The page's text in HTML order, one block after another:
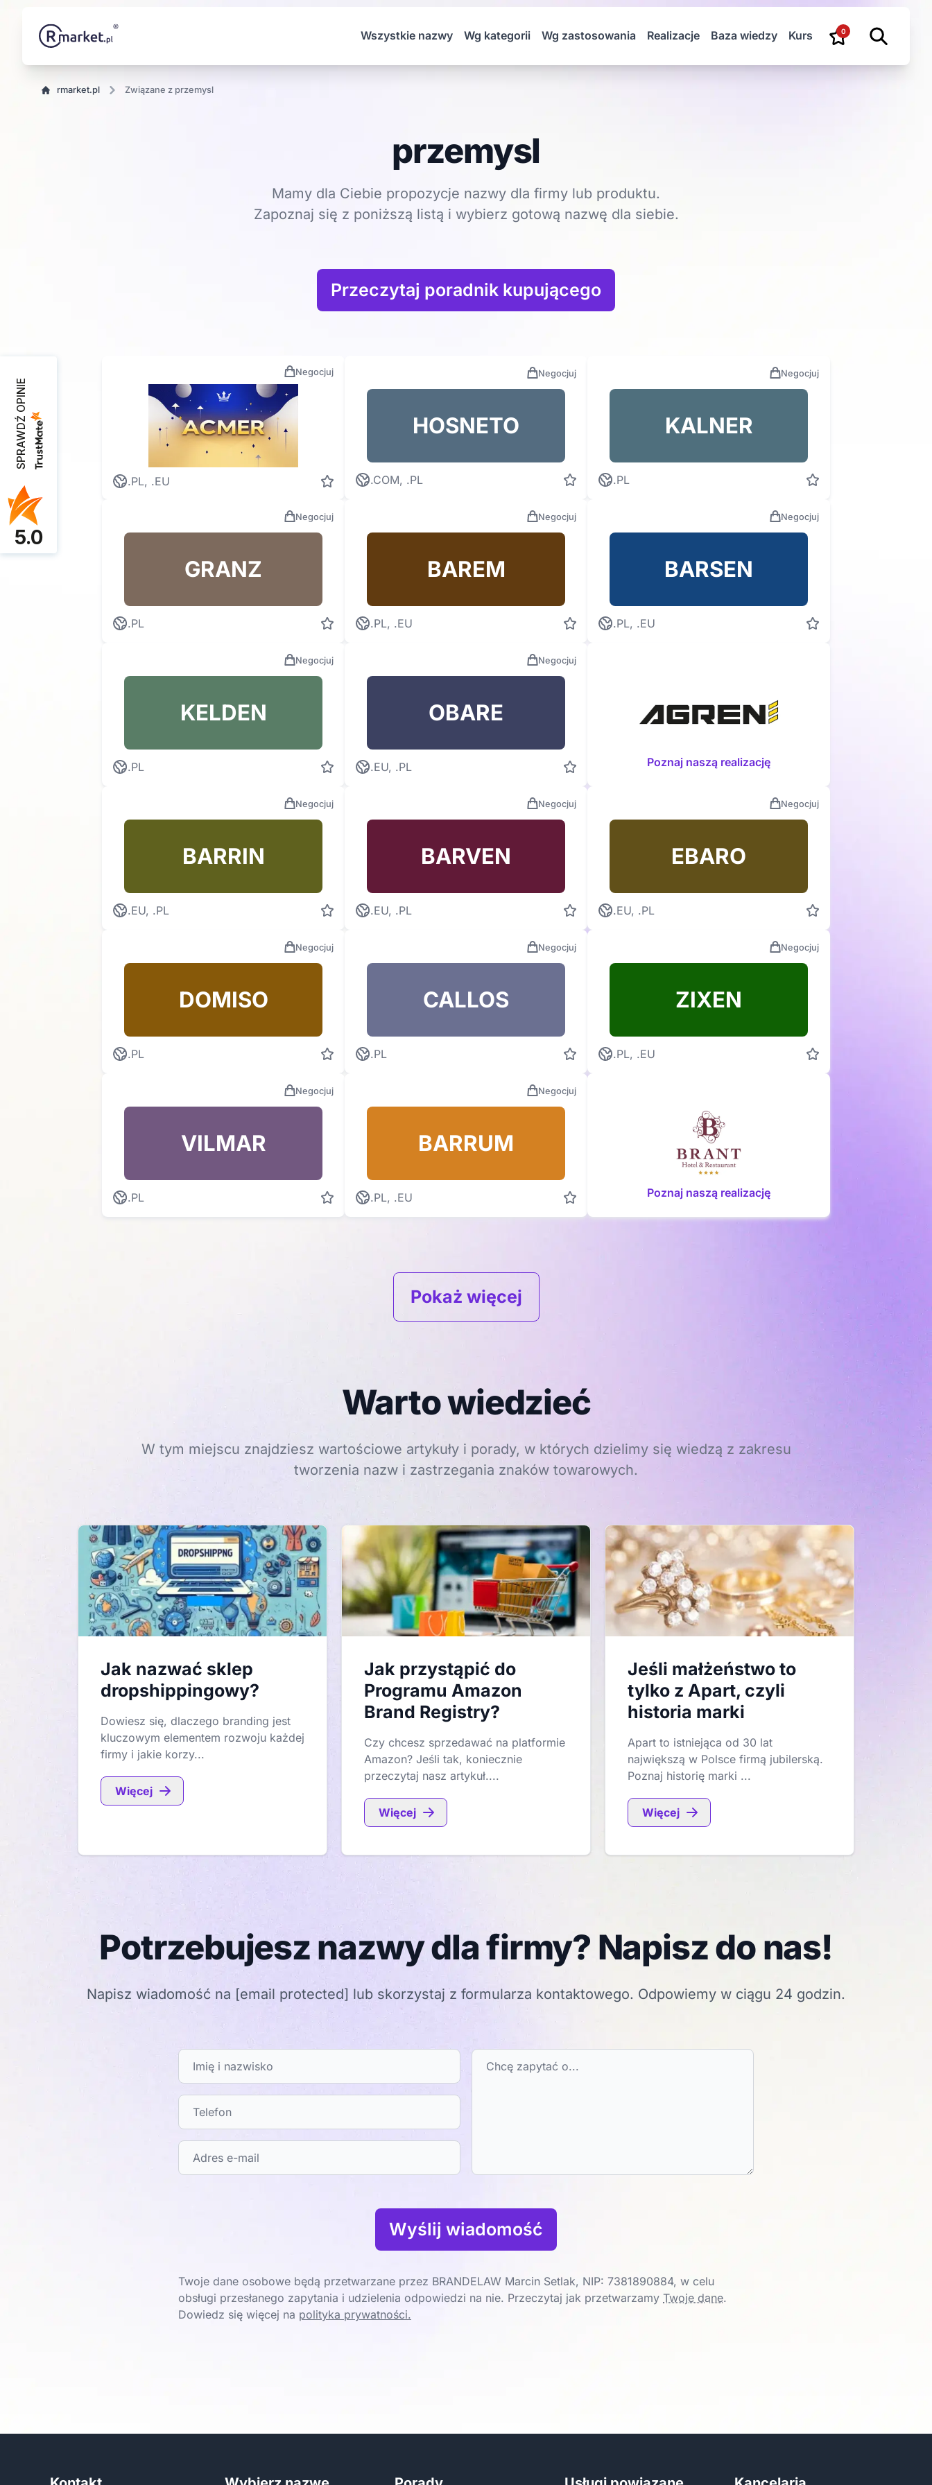
Wszystkie nazwy Wg kategorii Wg zastosowania Realizacje Baza wiedzy Kurs 0
rmarket.pl Związane z przemysl
przemysl
Mamy dla Ciebie propozycje nazwy dla firmy lub produktu.
Zapoznaj się z poniższą listą i wybierz gotową nazwę dla siebie.
Przeczytaj poradnik kupującego
Negocjuj
.PL, .EU
Negocjuj
HOSNETO
.COM, .PL
Negocjuj
KALNER
.PL
Negocjuj
GRANZ
.PL
Negocjuj
BAREM
.PL, .EU
Negocjuj
BARSEN
.PL, .EU
Negocjuj
KELDEN
.PL
Negocjuj
OBARE
.EU, .PL Poznaj naszą realizację
Negocjuj
BARRIN
.EU, .PL
Negocjuj
BARVEN
.EU, .PL
Negocjuj
EBARO
.EU, .PL
Negocjuj
DOMISO
.PL
Negocjuj
CALLOS
.PL
Negocjuj
ZIXEN
.PL, .EU
Negocjuj
VILMAR
.PL
Negocjuj
BARRUM
.PL, .EU Poznaj naszą realizację
Pokaż więcej
Warto wiedzieć
W tym miejscu znajdziesz wartościowe artykuły i porady, w których dzielimy się wiedzą z zakresu
tworzenia nazw i zastrzegania znaków towarowych.
Jak nazwać sklep
dropshippingowy?
Dowiesz się, dlaczego branding jest
kluczowym elementem rozwoju każdej
firmy i jakie korzy...
Więcej
Jak przystąpić do
Programu Amazon
Brand Registry?
Czy chcesz sprzedawać na platformie
Amazon? Jeśli tak, koniecznie
przeczytaj nasz artykuł....
Więcej
Jeśli małżeństwo to
tylko z Apart, czyli
historia marki
Apart to istniejąca od 30 lat
największą w Polsce firmą jubilerską.
Poznaj historię marki ...
Więcej
Potrzebujesz nazwy dla firmy? Napisz do nas!
Napisz wiadomość na [email protected] lub skorzystaj z formularza kontaktowego. Odpowiemy w ciągu 24 godzin.
Wyślij wiadomość
Twoje dane osobowe będą przetwarzane przez BRANDELAW Marcin Setlak, NIP: 7381890884, w celu
obsługi przesłanego zapytania i udzielenia odpowiedzi na nie. Przeczytaj jak przetwarzamy Twoje dane.
Dowiedz się więcej na polityka prywatności.
SPRAWDŹ OPINIE
5.0